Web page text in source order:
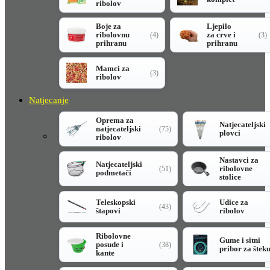
ribolov
Boje za
ribolovnu
prihranu
(4)
Ljepilo
za crve i
prihranu
(3)
Mamci za
ribolov
(3)
Natjecanje
Oprema za
natjecateljski
ribolov
(75)
Natjecateljski
plovci
Natjecateljski
podmetači
(51)
Nastavci za
ribolovne
stolice
Teleskopski
štapovi
(43)
Udice za
ribolov
Ribolovne
posude i
kante
(38)
Gume i sitni
pribor za šteku